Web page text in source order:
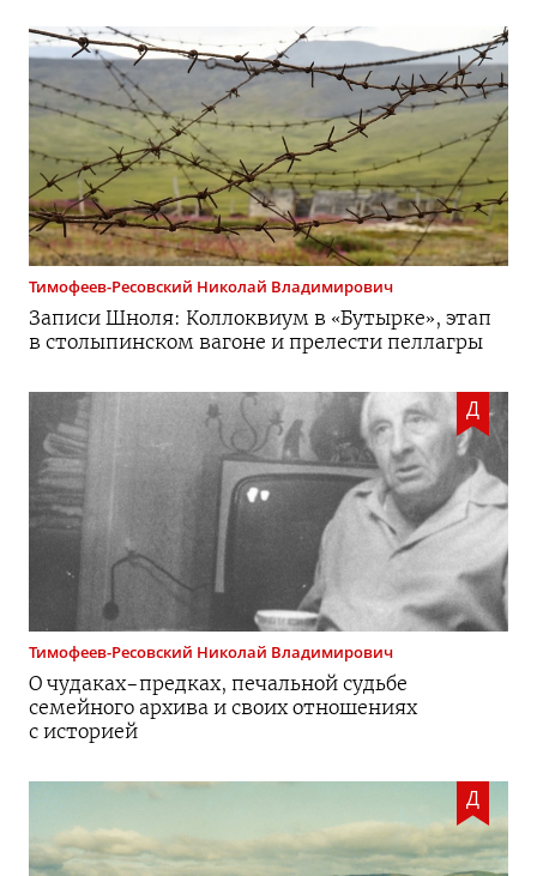
Тимофеев-Ресовский Николай Владимирович
Записи Шноля: Коллоквиум в «Бутырке», этап
в столыпинском вагоне и прелести пеллагры
Д
Тимофеев-Ресовский Николай Владимирович
О чудаках-предках, печальной судьбе
семейного архива и своих отношениях
с историей
Д